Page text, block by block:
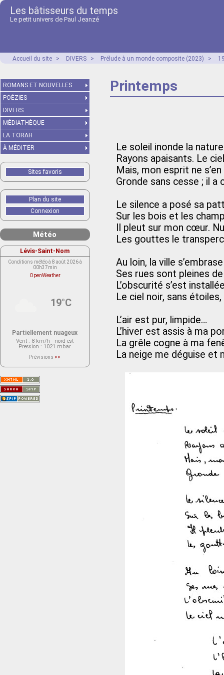
Les bâtisseurs du temps
Le petit univers de Paul Jeanzé
Accueil du site > DIVERS > Prélude à un monde composite (2023) >
Printemps
Le soleil inonde la
Rayons apaisants. Le
Mais, mon esprit ne
Gronde sans cesse ; il a
Le silence a posé sa
Sur les bois et les
Il pleut sur mon cœur.
Les gouttes le
Au loin, la ville
Ses rues sont pleines
L’obscurité s’est
Le ciel noir, sans
L’air est pur, limpide…
L’hiver est assis à ma
La grêle cogne à ma
La neige me déguise et
ROMANS ET NOUVELLES
POÉZIES
DIVERS
MÉDIATHÈQUE
LA TORAH
À MÉDITER
Sites favoris
Plan du site
Connexion
Météo
Lévis-Saint-Nom
Conditions météo à 8 août 2026 à
00h37min
OpenWeather
19°C
Partiellement nuageux
Vent : 8 km/h - nord-est
Pression : 1021 mbar
Prévisions >>
actuellement aucune prévision
Saint-Nom.
Veuillez consulter le message du
service ci-dessous.
(401 - Invalid API key. Please see
https://openweathermap.org/faq#error401